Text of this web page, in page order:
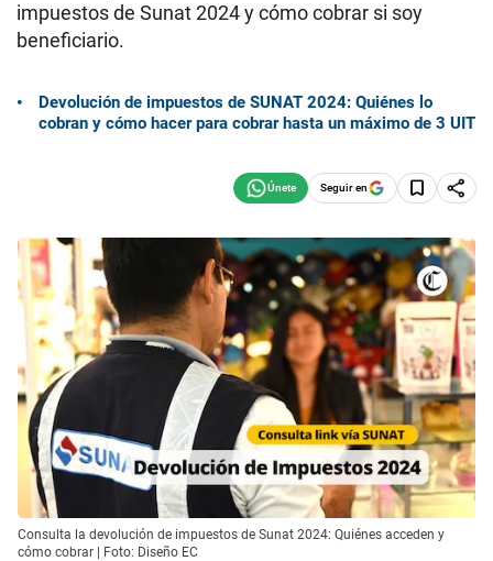
impuestos de Sunat 2024 y cómo cobrar si soy
beneficiario.
Devolución de impuestos de SUNAT 2024: Quiénes lo
cobran y cómo hacer para cobrar hasta un máximo de 3 UIT
Seguir en
Consulta la devolución de impuestos de Sunat 2024: Quiénes acceden y
cómo cobrar | Foto: Diseño EC